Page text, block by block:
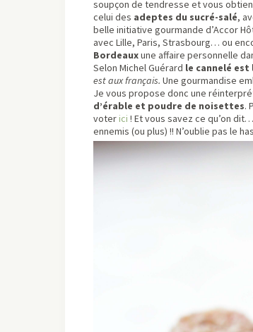
soupçon de tendresse et vous
celui des adeptes du sucré-salé,
belle initiative gourmande d’Accor
avec Lille, Paris, Strasbourg… ou
Bordeauxune affaire personnelle
Selon Michel Guérard le cannelé
est aux français. Une gourmandise
Je vous propose donc une
d’érable et poudre de noisettes.
voterici ! Et vous savez ce qu’on
ennemis (ou plus) !! N’oublie pas le